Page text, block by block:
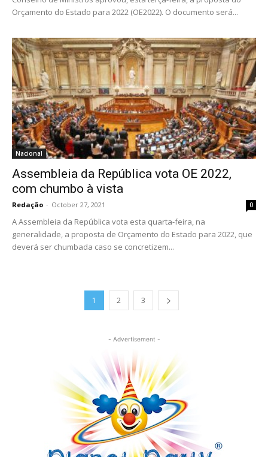
Orçamento do Estado para 2022 (OE2022). O documento será...
Nacional
Assembleia da República vota OE 2022,
com chumbo à vista
Redação - October 27, 2021 0
A Assembleia da República vota esta quarta-feira, na
generalidade, a proposta de Orçamento do Estado para 2022, que
deverá ser chumbada caso se concretizem...
1 2 3
- Advertisement -